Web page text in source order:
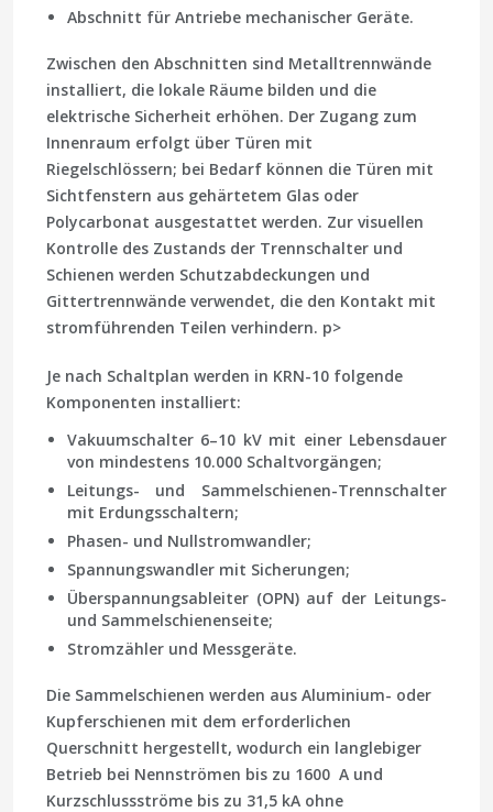
Abschnitt für Antriebe mechanischer Geräte.
Zwischen den Abschnitten sind Metalltrennwände
installiert, die lokale Räume bilden und die
elektrische Sicherheit erhöhen. Der Zugang zum
Innenraum erfolgt über Türen mit
Riegelschlössern; bei Bedarf können die Türen mit
Sichtfenstern aus gehärtetem Glas oder
Polycarbonat ausgestattet werden. Zur visuellen
Kontrolle des Zustands der Trennschalter und
Schienen werden Schutzabdeckungen und
Gittertrennwände verwendet, die den Kontakt mit
stromführenden Teilen verhindern. p>
Je nach Schaltplan werden in KRN-10 folgende
Komponenten installiert:
Vakuumschalter 6–10 kV mit einer Lebensdauer
von mindestens 10.000 Schaltvorgängen;
Leitungs- und Sammelschienen-Trennschalter
mit Erdungsschaltern;
Phasen- und Nullstromwandler;
Spannungswandler mit Sicherungen;
Überspannungsableiter (OPN) auf der Leitungs-
und Sammelschienenseite;
Stromzähler und Messgeräte.
Die Sammelschienen werden aus Aluminium- oder
Kupferschienen mit dem erforderlichen
Querschnitt hergestellt, wodurch ein langlebiger
Betrieb bei Nennströmen bis zu 1600 A und
Kurzschlussströme bis zu 31,5 kA ohne